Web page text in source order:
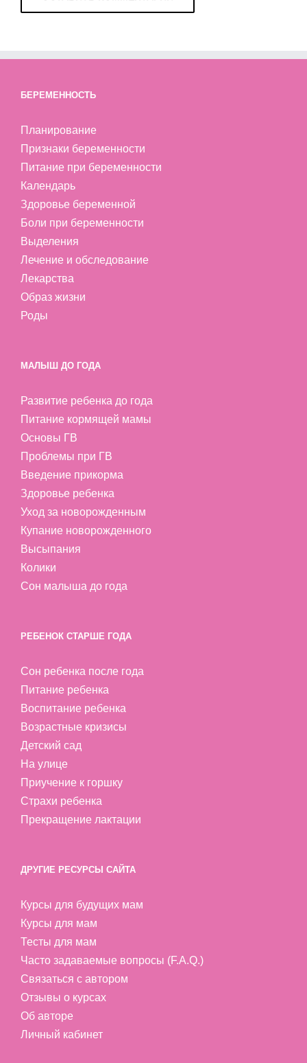
БЕРЕМЕННОСТЬ
Планирование
Признаки беременности
Питание при беременности
Календарь
Здоровье беременной
Боли при беременности
Выделения
Лечение и обследование
Лекарства
Образ жизни
Роды
МАЛЫШ ДО ГОДА
Развитие ребенка до года
Питание кормящей мамы
Основы ГВ
Проблемы при ГВ
Введение прикорма
Здоровье ребенка
Уход за новорожденным
Купание новорожденного
Высыпания
Колики
Сон малыша до года
РЕБЕНОК СТАРШЕ ГОДА
Сон ребенка после года
Питание ребенка
Воспитание ребенка
Возрастные кризисы
Детский сад
На улице
Приучение к горшку
Страхи ребенка
Прекращение лактации
ДРУГИЕ РЕСУРСЫ САЙТА
Курсы для будущих мам
Курсы для мам
Тесты для мам
Часто задаваемые вопросы (F.A.Q.)
Связаться с автором
Отзывы о курсах
Об авторе
Личный кабинет